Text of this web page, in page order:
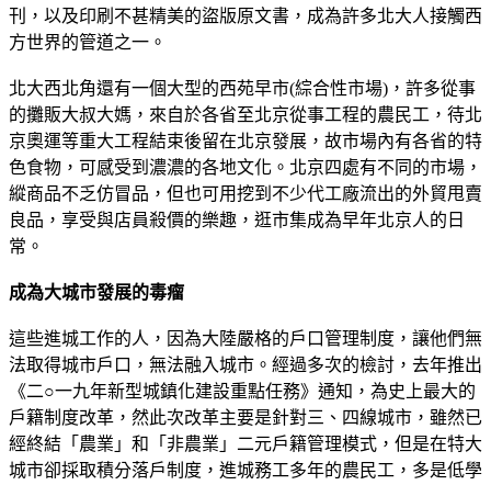
刊，以及印刷不甚精美的盜版原文書，成為許多北大人接觸西
方世界的管道之一。
北大西北角還有一個大型的西苑早市(綜合性市場)，許多從事
的攤販大叔大媽，來自於各省至北京從事工程的農民工，待北
京奧運等重大工程結束後留在北京發展，故市場內有各省的特
色食物，可感受到濃濃的各地文化。北京四處有不同的市場，
縱商品不乏仿冒品，但也可用挖到不少代工廠流出的外貿甩賣
良品，享受與店員殺價的樂趣，逛市集成為早年北京人的日
常。
成為大城市發展的毒瘤
這些進城工作的人，因為大陸嚴格的戶口管理制度，讓他們無
法取得城市戶口，無法融入城市。經過多次的檢討，去年推出
《二○一九年新型城鎮化建設重點任務》通知，為史上最大的
戶籍制度改革，然此次改革主要是針對三、四線城市，雖然已
經終結「農業」和「非農業」二元戶籍管理模式，但是在特大
城市卻採取積分落戶制度，進城務工多年的農民工，多是低學